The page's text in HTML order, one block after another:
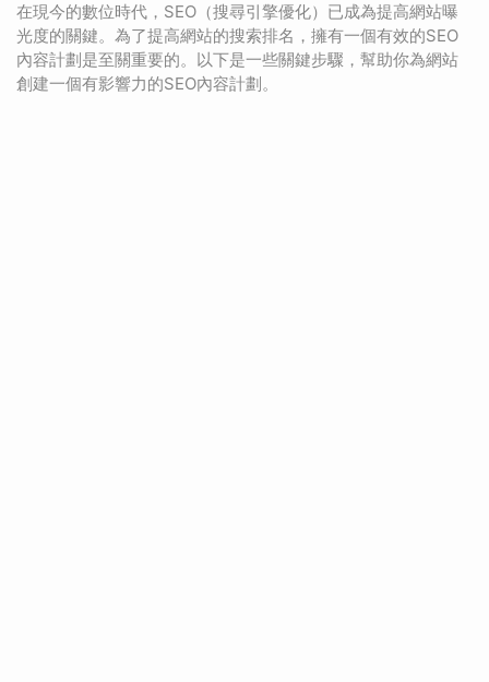
在現今的數位時代，SEO（搜尋引擎優化）已成為提高網站曝
光度的關鍵。為了提高網站的搜索排名，擁有一個有效的SEO
內容計劃是至關重要的。以下是一些關鍵步驟，幫助你為網站
創建一個有影響力的SEO內容計劃。